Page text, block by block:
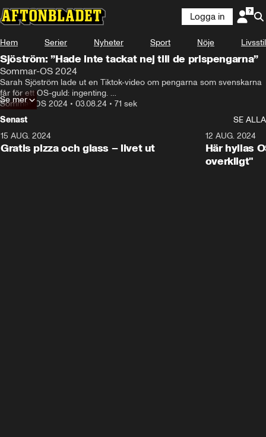
Logga in
Hem Serier Nyheter Sport Nöje Livsstil
Sjöström: ”Hade inte tackat nej till de prispengarna”
Sommar-OS 2024
Sarah Sjöström lade ut en Tiktok-video om pengarna som svenskarna
får för ett OS-guld: ingenting.
Hör Sarah om videon och de stora skillnaderna i prispengar.
Sommar-OS 2024 • 03.08.24 • 71 sek
Se mer
Senast
SE ALLA
15 AUG. 2024
Gratis pizza och glass – livet ut
12 AUG. 2024
Här hyllas
overkligt"